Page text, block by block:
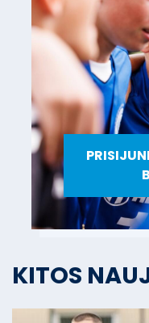
KITOS